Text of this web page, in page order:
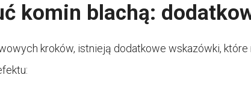
komin blachą:
kroków, istnieją dodatkowe wskazówki,